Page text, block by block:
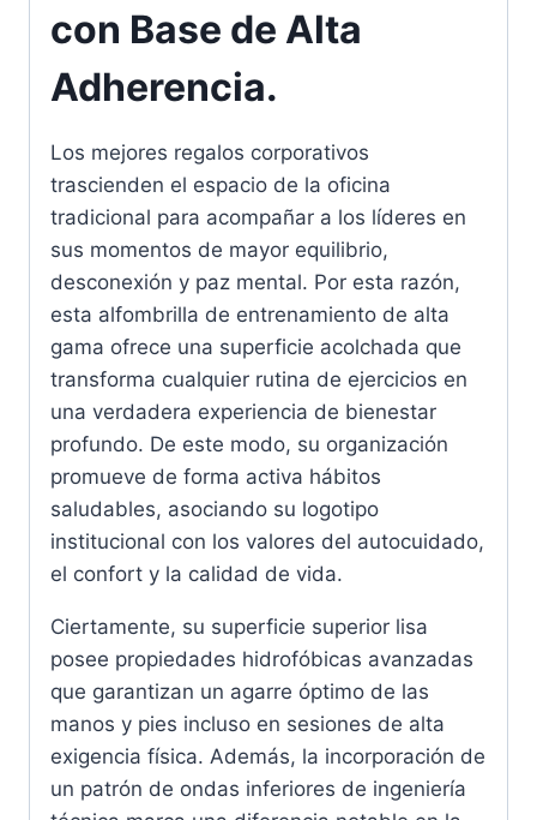
con Base de Alta
Adherencia.
Los mejores regalos corporativos
trascienden el espacio de la oficina
tradicional para acompañar a los líderes en
sus momentos de mayor equilibrio,
desconexión y paz mental. Por esta razón,
esta alfombrilla de entrenamiento de alta
gama ofrece una superficie acolchada que
transforma cualquier rutina de ejercicios en
una verdadera experiencia de bienestar
profundo. De este modo, su organización
promueve de forma activa hábitos
saludables, asociando su logotipo
institucional con los valores del autocuidado,
el confort y la calidad de vida.
Ciertamente, su superficie superior lisa
posee propiedades hidrofóbicas avanzadas
que garantizan un agarre óptimo de las
manos y pies incluso en sesiones de alta
exigencia física. Además, la incorporación de
un patrón de ondas inferiores de ingeniería